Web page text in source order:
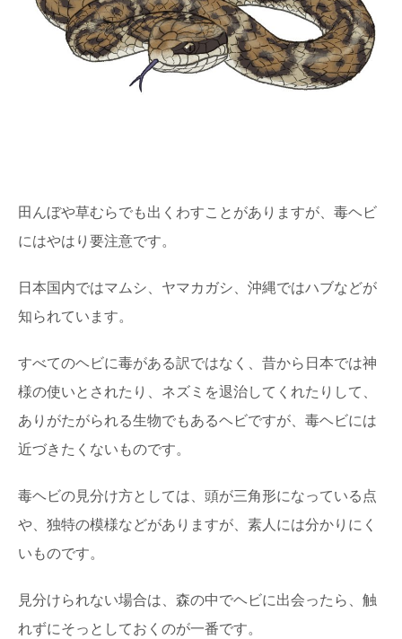
田んぼや草むらでも出くわすことがありますが、毒ヘビ
にはやはり要注意です。
日本国内ではマムシ、ヤマカガシ、沖縄ではハブなどが
知られています。
すべてのヘビに毒がある訳ではなく、昔から日本では神
様の使いとされたり、ネズミを退治してくれたりして、
ありがたがられる生物でもあるヘビですが、毒ヘビには
近づきたくないものです。
毒ヘビの見分け方としては、頭が三角形になっている点
や、独特の模様などがありますが、素人には分かりにく
いものです。
見分けられない場合は、森の中でヘビに出会ったら、触
れずにそっとしておくのが一番です。